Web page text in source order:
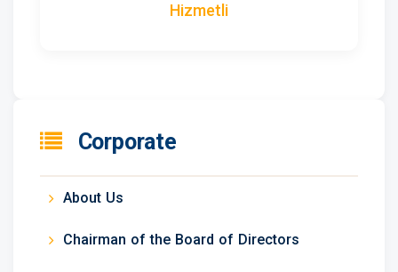
Corporate
About Us
Chairman of the Board of Directors
Hizmetli